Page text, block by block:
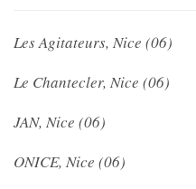
Les Agitateurs, Nice (06)
Le Chantecler, Nice (06)
JAN, Nice (06)
ONICE, Nice (06)